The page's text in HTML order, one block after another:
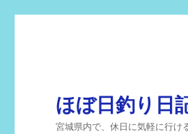
ほぼ日釣り日
宮城県内で、休日に気軽に行け